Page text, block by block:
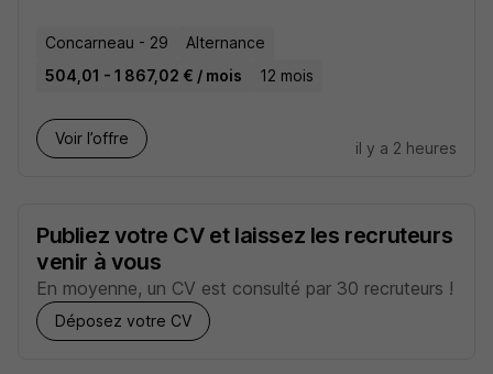
Concarneau - 29
Alternance
504,01 - 1 867,02 € / mois
12 mois
Voir l’offre
il y a 2 heures
Publiez votre CV et laissez les recruteurs
venir à vous
En moyenne, un CV est consulté par 30 recruteurs !
Déposez votre CV